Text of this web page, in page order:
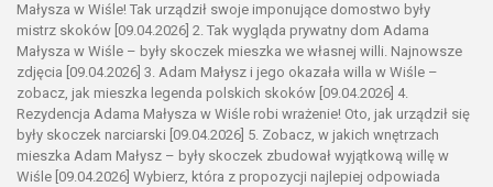
Małysza w Wiśle! Tak urządził swoje imponujące domostwo były
mistrz skoków [09.04.2026] 2. Tak wygląda prywatny dom Adama
Małysza w Wiśle – były skoczek mieszka we własnej willi. Najnowsze
zdjęcia [09.04.2026] 3. Adam Małysz i jego okazała willa w Wiśle –
zobacz, jak mieszka legenda polskich skoków [09.04.2026] 4.
Rezydencja Adama Małysza w Wiśle robi wrażenie! Oto, jak urządził się
były skoczek narciarski [09.04.2026] 5. Zobacz, w jakich wnętrzach
mieszka Adam Małysz – były skoczek zbudował wyjątkową willę w
Wiśle [09.04.2026] Wybierz, która z propozycji najlepiej odpowiada